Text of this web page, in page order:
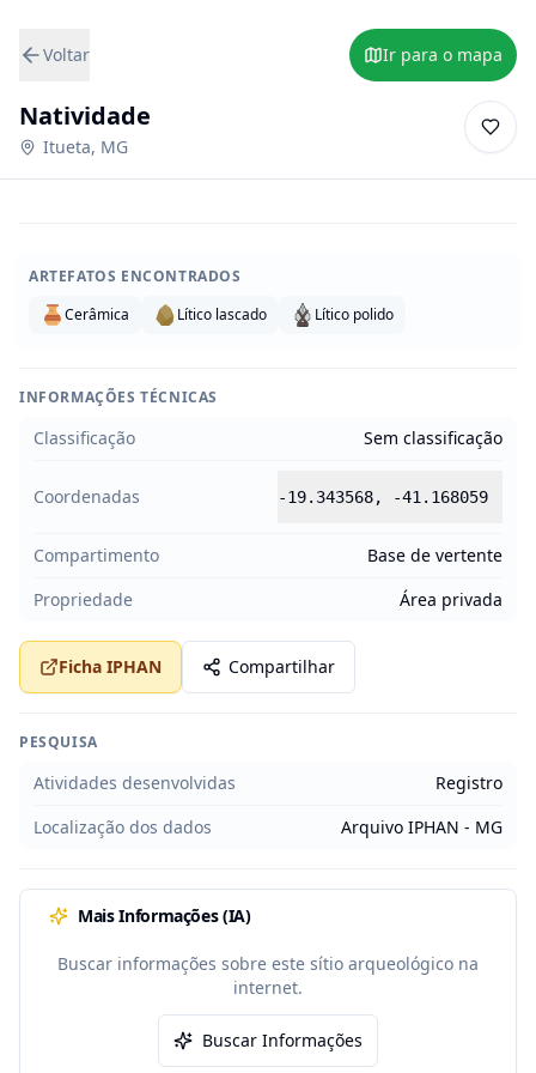
Voltar Ir para o mapa
Natividade
Itueta, MG
ARTEFATOS ENCONTRADOS
Cerâmica
Lítico lascado Lítico polido
INFORMAÇÕES TÉCNICAS
Classificação Sem classificação
Coordenadas -19.343568, -41.168059
Compartimento
Base de vertente
Propriedade
Área privada
Ficha IPHAN Compartilhar
PESQUISA
Atividades desenvolvidas
Registro
Localização dos dados
Arquivo IPHAN - MG
Mais Informações (IA)
Buscar informações sobre este sítio arqueológico na
internet.
Buscar Informações